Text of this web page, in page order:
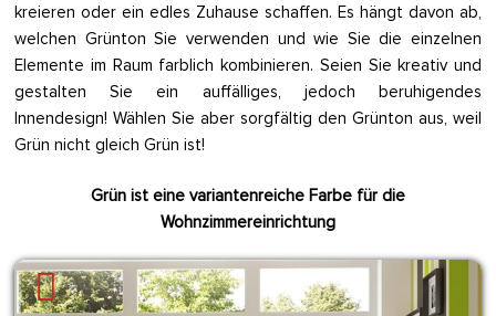
kreieren oder ein edles Zuhause schaffen. Es hängt davon ab,
welchen Grünton Sie verwenden und wie Sie die einzelnen
Elemente im Raum farblich kombinieren. Seien Sie kreativ und
gestalten Sie ein auffälliges, jedoch beruhigendes
Innendesign! Wählen Sie aber sorgfältig den Grünton aus, weil
Grün nicht gleich Grün ist!
Grün ist eine variantenreiche Farbe für die
Wohnzimmereinrichtung